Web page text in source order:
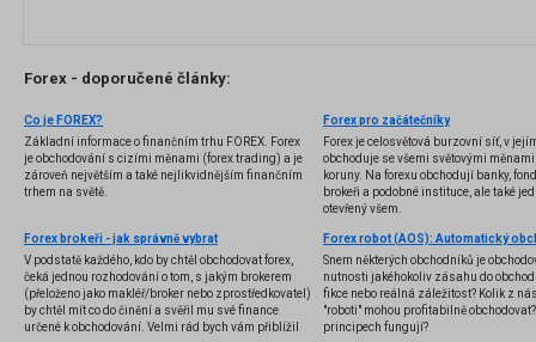
Forex - doporučené články:
Co je FOREX?
Základní informace o finančním trhu FOREX. Forex
je obchodování s cizími měnami (forex trading) a je
zároveň největším a také nejlikvidnějším finančním
trhem na světě.
Forex pro začátečníky
Forex je celosvětová burzovní síť, v
obchoduje se všemi světovými
koruny. Na forexu obchodují banky,
brokeři a podobné instituce, ale také
otevřený všem.
Forex brokeři - jak správně vybrat
V podstatě každého, kdo by chtěl obchodovat forex,
čeká jednou rozhodování o tom, s jakým brokerem
(přeloženo jako makléř/broker nebo zprostředkovatel)
by chtěl mít co do činění a svěřil mu své finance
určené k obchodování. Velmi rád bych vám přiblížil
Snem některých obchodníků je
nutnosti jakéhokoliv zásahu do
fikce nebo reálná záležitost? Kolik z
"roboti" mohou profitabilně
principech fungují?